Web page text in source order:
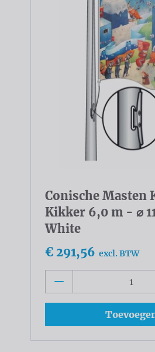
Conische Masten
Kikker 6,0 m - ⌀
White
€ 291,56 excl. BTW